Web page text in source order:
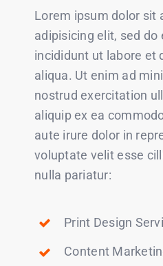
Lorem ipsum dolor sit
adipisicing elit, sed
incididunt ut labore et
aliqua. Ut enim ad
nostrud exercitation
aliquip ex ea
aute irure dolor in
voluptate velit esse
nulla pariatur:
Print Design
Content